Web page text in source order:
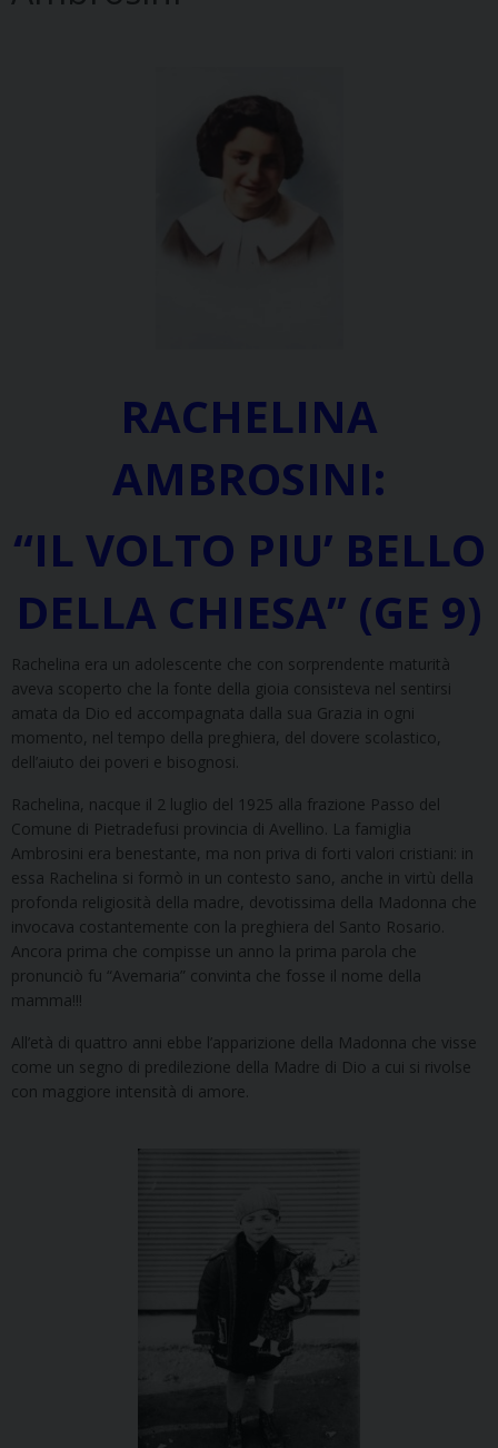
RACHELINA
AMBROSINI:
“IL VOLTO PIU’ BELLO
DELLA CHIESA” (GE 9)
Rachelina era un adolescente che con sorprendente maturità
aveva scoperto che la fonte della gioia consisteva nel sentirsi
amata da Dio ed accompagnata dalla sua Grazia in ogni
momento, nel tempo della preghiera, del dovere scolastico,
dell’aiuto dei poveri e bisognosi.
Rachelina, nacque il 2 luglio del 1925 alla frazione Passo del
Comune di Pietradefusi provincia di Avellino. La famiglia
Ambrosini era benestante, ma non priva di forti valori cristiani: in
essa Rachelina si formò in un contesto sano, anche in virtù della
profonda religiosità della madre, devotissima della Madonna che
invocava costantemente con la preghiera del Santo Rosario.
Ancora prima che compisse un anno la prima parola che
pronunciò fu “Avemaria” convinta che fosse il nome della
mamma!!!
All’età di quattro anni ebbe l’apparizione della Madonna che visse
come un segno di predilezione della Madre di Dio a cui si rivolse
con maggiore intensità di amore.